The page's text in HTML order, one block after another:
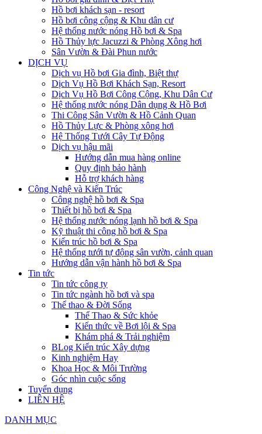
Hồ bơi khách sạn - resort
Hồ bơi công cộng & Khu dân cư
Hệ thống nước nóng Hồ bơi & Spa
Hồ Thủy lực Jacuzzi & Phòng Xông hơi
Sân Vườn & Đài Phun nước
DỊCH VỤ
Dịch vụ Hồ bơi Gia đình, Biệt thự
Dịch Vụ Hồ Bơi Khách Sạn, Resort
Dịch Vụ Hồ Bơi Công Cộng, Khu Dân Cư
Hệ thống nước nóng Dân dụng & Hồ Bơi
Thi Công Sân Vườn & Hồ Cảnh Quan
Hồ Thủy Lực & Phòng xông hơi
Hệ Thống Tưới Cây Tự Động
Dịch vụ hậu mãi
Hướng dẫn mua hàng online
Quy định bảo hành
Hỗ trợ khách hàng
Công Nghệ và Kiến Trúc
Công nghệ hồ bơi & Spa
Thiết bị hồ bơi & Spa
Hệ thống nước nóng lạnh hồ bơi & Spa
Kỹ thuật thi công hồ bơi & Spa
Kiến trúc hồ bơi & Spa
Hệ thống tưới tự động sân vườn, cảnh quan
Hướng dẫn vận hành hồ bơi & Spa
Tin tức
Tin tức công ty
Tin tức ngành hồ bơi và spa
Thể thao & Đời Sống
Thể Thao & Sức khỏe
Kiến thức về Bơi lội & Spa
Khám phá & Trải nghiệm
BLog Kiến trúc Xây dựng
Kinh nghiệm Hay
Khoa Học & Môi Trường
Góc nhìn cuộc sống
Tuyển dụng
LIÊN HỆ
DANH MỤC